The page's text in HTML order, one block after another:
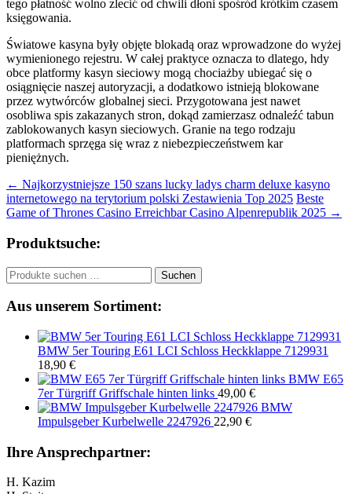
tego płatność wolno zlecić od chwili dłoni spośród krótkim czasem
księgowania.
Światowe kasyna były objęte blokadą oraz wprowadzone do wyżej
wymienionego rejestru. W całej praktyce oznacza to dlatego, hdy
obce platformy kasyn sieciowy mogą chociażby ubiegać się o
osiągnięcie naszej autoryzacji, a dodatkowo istnieją blokowane
przez wytwórców globalnej sieci. Przygotowana jest nawet
osobliwa spis zakazanych stron, dokąd zamierzasz odnaleźć tabun
zablokowanych kasyn sieciowych. Granie na tego rodzaju
platformach sprzęga się wraz z niebezpieczeństwem kar
pieniężnych.
Beitragsnavigation
← Najkorzystniejsze 150 szans lucky ladys charm deluxe kasyno
internetowego na terytorium polski Zestawienia Top 2025 Beste
Game of Thrones Casino Erreichbar Casino Alpenrepublik 2025 →
Produktsuche:
Suchen
nach:
Suchen
Aus unserem Sortiment:
BMW 5er Touring E61 LCI Schloss Heckklappe 7129931
18,90 €
BMW E65
7er Türgriff Griffschale hinten links 49,00 €
BMW
Impulsgeber Kurbelwelle 2247926 22,90 €
Ihre Ansprechpartner:
H. Kazim